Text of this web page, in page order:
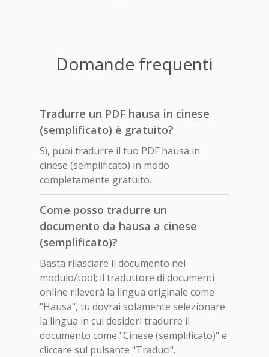
Domande frequenti
Tradurre un PDF hausa in cinese
(semplificato) è gratuito?
Sì, puoi tradurre il tuo PDF hausa in
cinese (semplificato) in modo
completamente gratuito.
Come posso tradurre un
documento da hausa a cinese
(semplificato)?
Basta rilasciare il documento nel
modulo/tool; il traduttore di documenti
online rileverà la lingua originale come
"Hausa", tu dovrai solamente selezionare
la lingua in cui desideri tradurre il
documento come "Cinese (semplificato)" e
cliccare sul pulsante "Traduci".